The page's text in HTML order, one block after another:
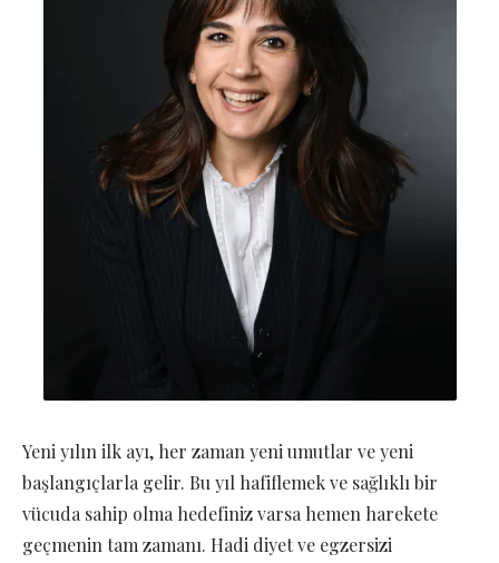
Yeni yılın ilk ayı, her zaman yeni umutlar ve yeni
başlangıçlarla gelir. Bu yıl hafiflemek ve sağlıklı bir
vücuda sahip olma hedefiniz varsa hemen harekete
geçmenin tam zamanı. Hadi diyet ve egzersizi